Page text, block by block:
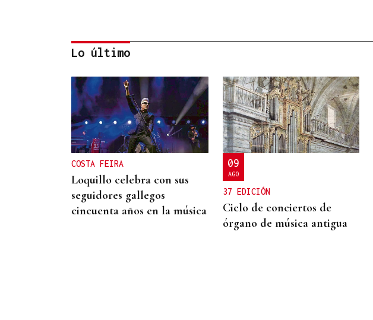
INCENDIO EN UN BARRANCO
Unos 200 efectivos
combaten el incendio de
Tírig, que ya roza las 400
hectáreas
Lo último
COSTA FEIRA
Loquillo celebra con sus
seguidores gallegos
cincuenta años en la música
09
AGO
37 EDICIÓN
Ciclo de conciertos de
órgano de música antigua